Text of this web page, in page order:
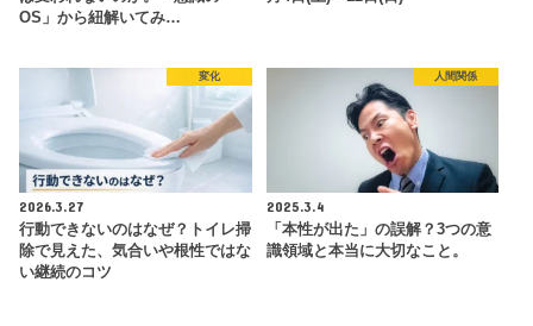
OS」から紐解いてみ…
変化
2026.3.27
行動できないのはなぜ？トイレ掃
除で見えた、気合いや根性ではな
い継続のコツ
人間関係
2025.3.4
「本性が出た」の誤解？3つの意
識領域と本当に大切なこと。